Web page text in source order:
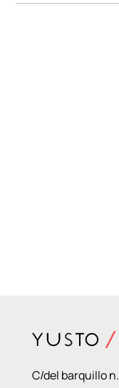
C/del barquillo